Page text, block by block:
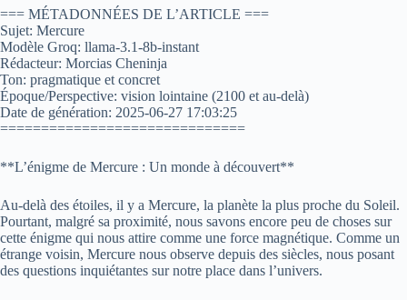
=== MÉTADONNÉES DE L’ARTICLE ===
Sujet: Mercure
Modèle Groq: llama-3.1-8b-instant
Rédacteur: Morcias Cheninja
Ton: pragmatique et concret
Époque/Perspective: vision lointaine (2100 et au-delà)
Date de génération: 2025-06-27 17:03:25
==============================
**L’énigme de Mercure : Un monde à découvert**
Au-delà des étoiles, il y a Mercure, la planète la plus proche du Soleil.
Pourtant, malgré sa proximité, nous savons encore peu de choses sur
cette énigme qui nous attire comme une force magnétique. Comme un
étrange voisin, Mercure nous observe depuis des siècles, nous posant
des questions inquiétantes sur notre place dans l’univers.